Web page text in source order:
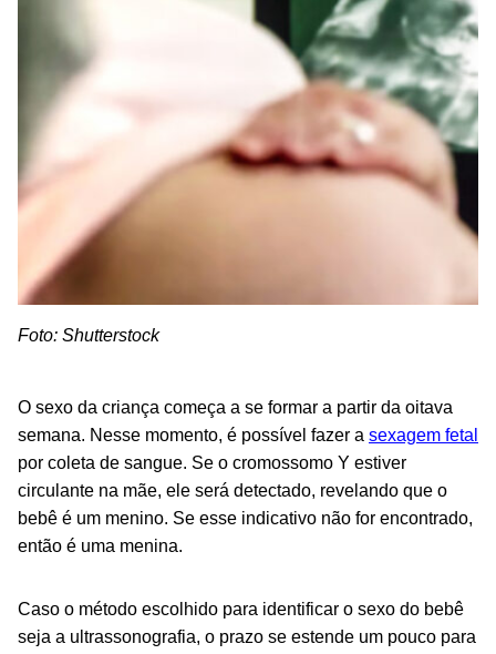
Foto: Shutterstock
O sexo da criança começa a se formar a partir da oitava
semana. Nesse momento, é possível fazer a sexagem fetal
por coleta de sangue. Se o cromossomo Y estiver
circulante na mãe, ele será detectado, revelando que o
bebê é um menino. Se esse indicativo não for encontrado,
então é uma menina.
Caso o método escolhido para identificar o sexo do bebê
seja a ultrassonografia, o prazo se estende um pouco para